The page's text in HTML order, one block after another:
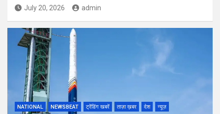
July 20, 2026 admin
NATIONAL NEWSBEAT ट्रेंडिंग खबरें ताज़ा ख़बर देश
न्यूज़